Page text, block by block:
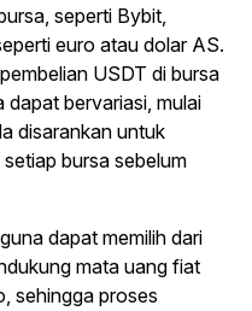
seperti Bybit,
euro atau dolar AS.
USDT di bursa
bervariasi, mulai
disarankan untuk
bursa sebelum
dapat memilih dari
mata uang fiat
sehingga proses